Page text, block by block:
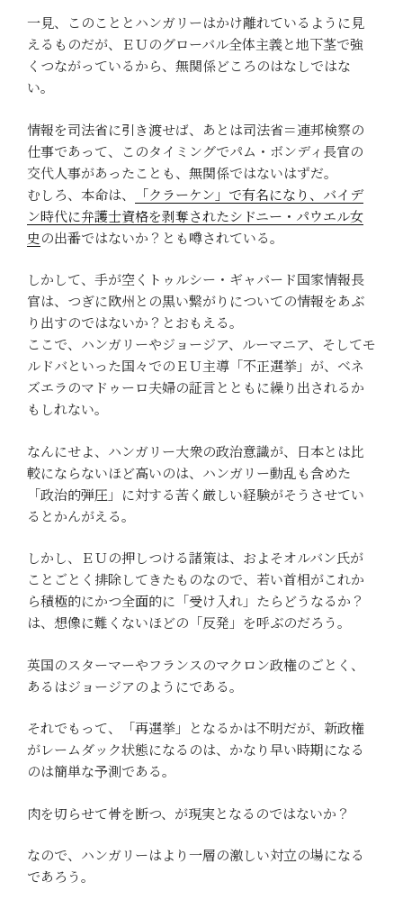
一見、このこととハンガリーはかけ離れているように見
えるものだが、ＥＵのグローバル全体主義と地下茎で強
くつながっているから、無関係どころのはなしではな
い。
情報を司法省に引き渡せば、あとは司法省＝連邦検察の
仕事であって、このタイミングでパム・ボンディ長官の
交代人事があったことも、無関係ではないはずだ。
むしろ、本命は、
「クラーケン」で有名になり、バイデ
ン時代に弁護士資格を剥奪されたシドニー・パウエル女
史の出番ではないか？とも噂されている。
しかして、手が空くトゥルシー・ギャバード国家情報長
官は、つぎに欧州との黒い繋がりについての情報をあぶ
り出すのではないか？とおもえる。
ここで、ハンガリーやジョージア、ルーマニア、そしてモ
ルドバといった国々でのＥＵ主導「不正選挙」が、ベネ
ズエラのマドゥーロ夫婦の証言とともに繰り出されるか
もしれない。
なんにせよ、ハンガリー大衆の政治意識が、日本とは比
較にならないほど高いのは、ハンガリー動乱も含めた
「政治的弾圧」に対する苦く厳しい経験がそうさせてい
るとかんがえる。
しかし、ＥＵの押しつける諸策は、およそオルバン氏が
ことごとく排除してきたものなので、若い首相がこれか
ら積極的にかつ全面的に「受け入れ」たらどうなるか？
は、想像に難くないほどの「反発」を呼ぶのだろう。
英国のスターマーやフランスのマクロン政権のごとく、
あるはジョージアのようにである。
それでもって、「再選挙」となるかは不明だが、新政権
がレームダック状態になるのは、かなり早い時期になる
のは簡単な予測である。
肉を切らせて骨を断つ、が現実となるのではないか？
なので、ハンガリーはより一層の激しい対立の場になる
であろう。